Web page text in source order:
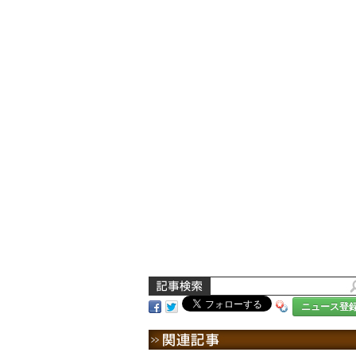
ニュース登